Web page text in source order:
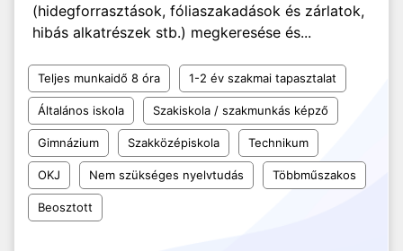
(hidegforrasztások, fóliaszakadások és zárlatok,
hibás alkatrészek stb.) megkeresése és...
Teljes munkaidő 8 óra 1-2 év szakmai tapasztalat
Általános iskola Szakiskola / szakmunkás képző
Gimnázium Szakközépiskola Technikum
OKJ Nem szükséges nyelvtudás Többműszakos
Beosztott